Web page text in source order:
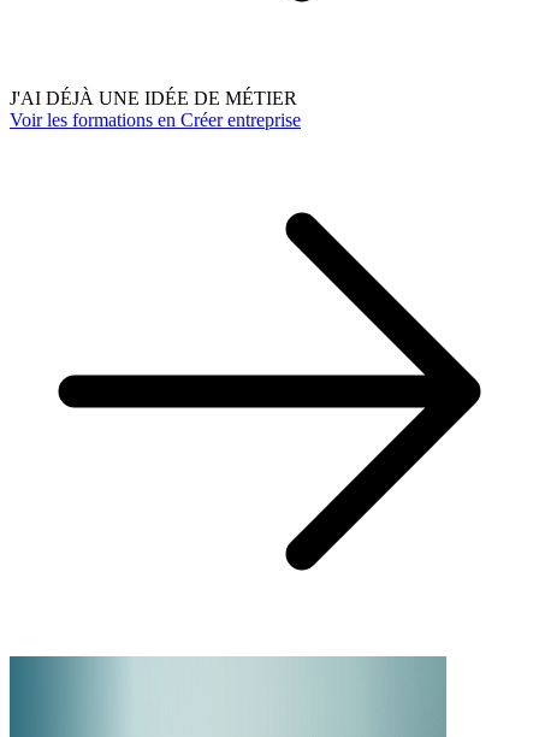
J'AI DÉJÀ UNE IDÉE DE MÉTIER
Voir les formations en Créer entreprise